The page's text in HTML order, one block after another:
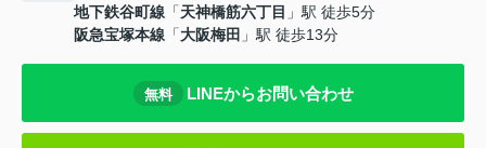
地下鉄谷町線 「天神橋筋六丁目 」駅 徒歩5分
阪急宝塚本線 「大阪梅田 」駅 徒歩13分
無料 LINEからお問い合わせ